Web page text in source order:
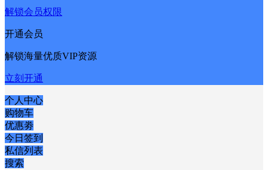
解锁会员权限
开通会员
解锁海量优质VIP资源
立刻开通
个人中心
购物车
优惠劵
今日签到
私信列表
搜索